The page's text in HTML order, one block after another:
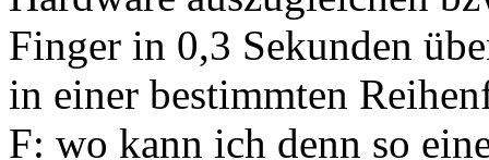
Finger in 0,3 Sekunden
in einer bestimmten
F: wo kann ich denn so